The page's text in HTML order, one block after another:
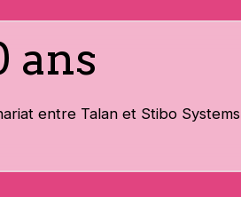
ans
entre Talan et Stibo Systems